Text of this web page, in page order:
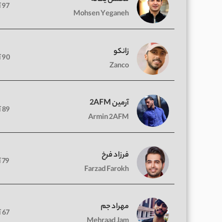
Mohsen Yeganeh
97 آهنگ
زانکو
Zanco
90 آهنگ
آرمین 2AFM
Armin 2AFM
89 آهنگ
فرزاد فرخ
Farzad Farokh
79 آهنگ
مهراد جم
67 آهنگ